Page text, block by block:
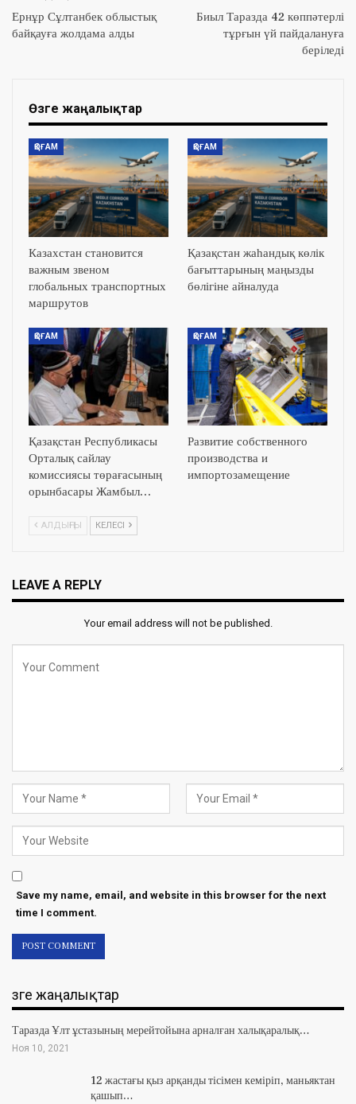
Ернұр Сұлтанбек облыстық
байқауға жолдама алды
Биыл Таразда 42 көппәтерлі
тұрғын үй пайдалануға
беріледі
Өзге жаңалықтар
ҚОҒАМ
Казахстан становится
важным звеном
глобальных транспортных
маршрутов
ҚОҒАМ
Қазақстан жаһандық көлік
бағыттарының маңызды
бөлігіне айналуда
ҚОҒАМ
Қазақстан Республикасы
Орталық сайлау
комиссиясы төрағасының
орынбасары Жамбыл…
ҚОҒАМ
Развитие собственного
производства и
импортозамещение
АЛДЫҢҒЫ КЕЛЕСІ
LEAVE A REPLY
Your email address will not be published.
Save my name, email, and website in this browser for the next
time I comment.
Өзге жаңалықтар
Таразда Ұлт ұстазының мерейтойына арналған халықаралық…
Ноя 10, 2021
12 жастағы қыз арқанды тісімен кеміріп, маньяктан
қашып…